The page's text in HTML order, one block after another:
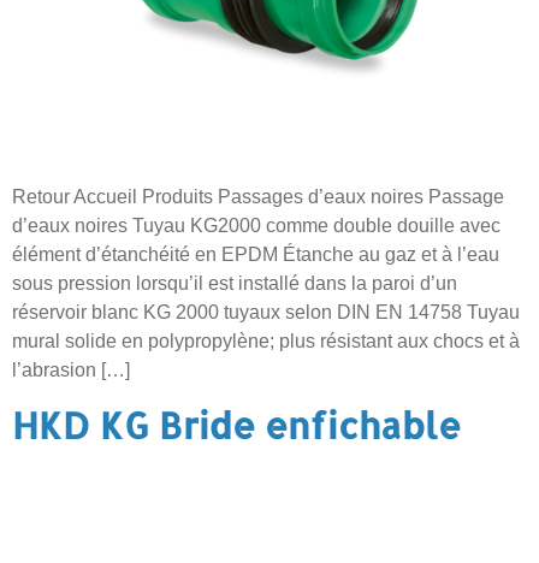
Retour Accueil Produits Passages d’eaux noires Passage
d’eaux noires Tuyau KG2000 comme double douille avec
élément d’étanchéité en EPDM Étanche au gaz et à l’eau
sous pression lorsqu’il est installé dans la paroi d’un
réservoir blanc KG 2000 tuyaux selon DIN EN 14758 Tuyau
mural solide en polypropylène; plus résistant aux chocs et à
l’abrasion […]
HKD KG Bride enfichable